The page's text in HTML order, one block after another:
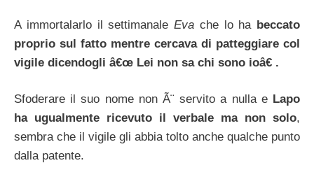
A immortalarlo il settimanale Eva che lo ha beccato
proprio sul fatto mentre cercava di patteggiare col
vigile dicendogli â€œ Lei non sa chi sono ioâ€ .
Sfoderare il suo nome non Ã¨ servito a nulla e Lapo
ha ugualmente ricevuto il verbale ma non solo,
sembra che il vigile gli abbia tolto anche qualche punto
dalla patente.